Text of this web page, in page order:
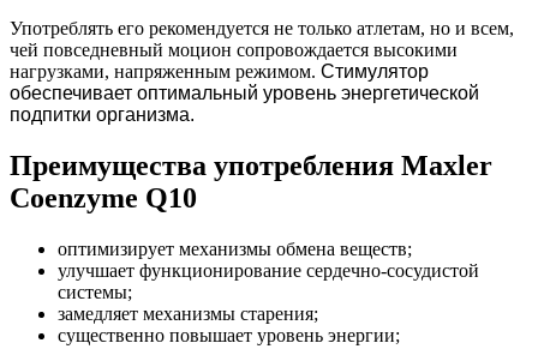
Употреблять его рекомендуется не только атлетам, но и всем,
чей повседневный моцион сопровождается высокими
нагрузками, напряженным режимом. Стимулятор
обеспечивает оптимальный уровень энергетической
подпитки организма.
Преимущества употребления Maxler
Coenzyme Q10
оптимизирует механизмы обмена веществ;
улучшает функционирование сердечно-сосудистой
системы;
замедляет механизмы старения;
существенно повышает уровень энергии;